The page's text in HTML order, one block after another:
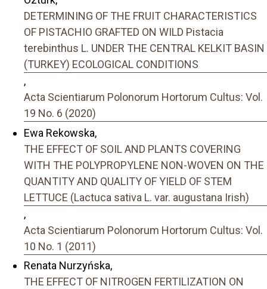
DETERMINING OF THE FRUIT CHARACTERISTICS
OF PISTACHIO GRAFTED ON WILD Pistacia
terebinthus L. UNDER THE CENTRAL KELKIT BASIN
(TURKEY) ECOLOGICAL CONDITIONS
,
Acta Scientiarum Polonorum Hortorum Cultus: Vol.
19 No. 6 (2020)
Ewa Rekowska,
THE EFFECT OF SOIL AND PLANTS COVERING
WITH THE POLYPROPYLENE NON-WOVEN ON THE
QUANTITY AND QUALITY OF YIELD OF STEM
LETTUCE (Lactuca sativa L. var. augustana Irish)
,
Acta Scientiarum Polonorum Hortorum Cultus: Vol.
10 No. 1 (2011)
Renata Nurzyńska,
THE EFFECT OF NITROGEN FERTILIZATION ON